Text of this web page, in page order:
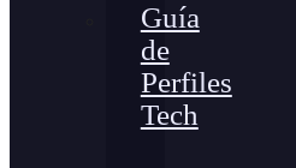
Guía
de
Perfiles
Tech